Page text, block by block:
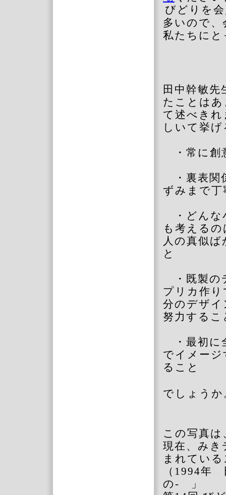
びどりを
多いので
私たちに
田中幹敏
たことは
て述べき
しいて挙
・常に創
・裏表関
ずみまで
・どんな
も考える
人の真似
と
・既製の
プリカ作
分のデザ
努力するこ
・最初に
でイメー
ること
でしょうか
この写真は
現在、み
まれてい
（ 1994年
の- 」